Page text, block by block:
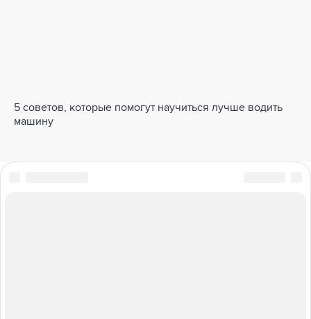
5 советов, которые помогут научиться лучше водить
машину